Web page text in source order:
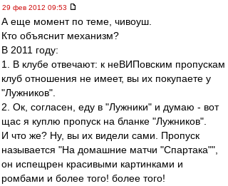
29 фев 2012 09:53
А еще момент по теме, чивоуш.
Кто объяснит механизм?
В 2011 году:
1. В клубе отвечают: к неВИПовским пропускам
клуб отношения не имеет, вы их покупаете у
"Лужников".
2. Ок, согласен, еду в "Лужники" и думаю - вот
щас я куплю пропуск на бланке "Лужников".
И что же? Ну, вы их видели сами. Пропуск
называется "На домашние матчи "Спартака"",
он испещрен красивыми картинками и
ромбами и более того! более того!